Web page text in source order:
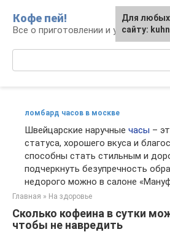
контенту
Кофе пей!
Все о приготовлении и
ломбард часов в москве
Швейцарские наручные часы –
статуса, хорошего вкуса и
способны стать стильным и
подчеркнуть безупречность
недорого можно в салоне
Главная » На здоровье
Сколько кофеина в сутки
чтобы не навредить
Для
сайту: